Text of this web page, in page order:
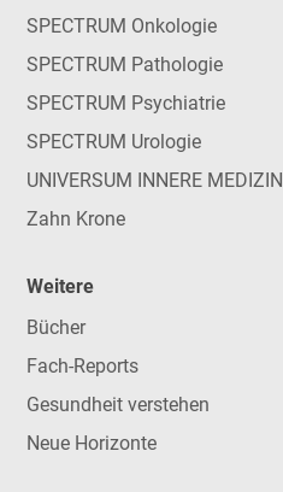
SPECTRUM Onkologie
SPECTRUM Pathologie
SPECTRUM Psychiatrie
SPECTRUM Urologie
UNIVERSUM INNERE MEDIZIN
Zahn Krone
Weitere
Bücher
Fach-Reports
Gesundheit verstehen
Neue Horizonte